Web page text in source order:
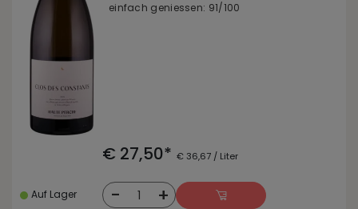
einfach geniessen: 91/100
€ 27,50* € 36,67 / Liter
Auf Lager - 1 +